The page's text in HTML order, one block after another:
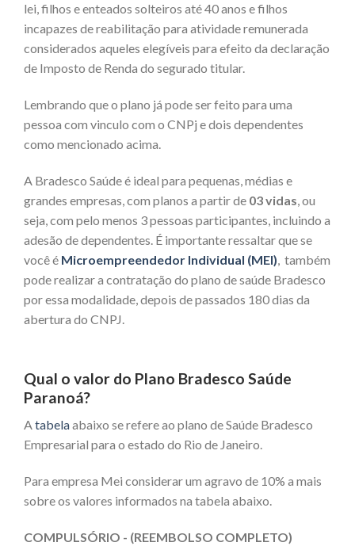
lei, filhos e enteados solteiros até 40 anos e filhos
incapazes de reabilitação para atividade remunerada
considerados aqueles elegíveis para efeito da declaração
de Imposto de Renda do segurado titular.
Lembrando que o plano já pode ser feito para uma
pessoa com vinculo com o CNPj e dois dependentes
como mencionado acima.
A Bradesco Saúde é ideal para pequenas, médias e
grandes empresas, com planos a partir de 03 vidas, ou
seja, com pelo menos 3 pessoas participantes, incluindo a
adesão de dependentes. É importante ressaltar que se
você é Microempreendedor Individual (MEI), também
pode realizar a contratação do plano de saúde Bradesco
por essa modalidade, depois de passados 180 dias da
abertura do CNPJ.
Qual o valor do Plano Bradesco Saúde
Paranoá?
Atabelaabaixo se refere ao plano de Saúde Bradesco
Empresarial para o estado do Rio de Janeiro.
Para empresa Mei considerar um agravo de 10% a mais
sobre os valores informados na tabela abaixo.
COMPULSÓRIO - (REEMBOLSO COMPLETO)